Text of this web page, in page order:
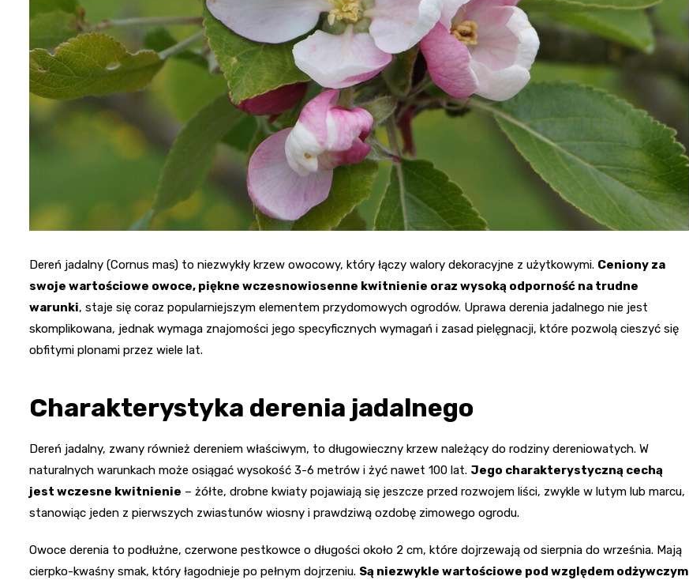
Dereń jadalny (Cornus mas) to niezwykły krzew owocowy, który łączy walory dekoracyjne z użytkowymi. Ceniony za
swoje wartościowe owoce, piękne wczesnowiosenne kwitnienie oraz wysoką odporność na trudne
warunki, staje się coraz popularniejszym elementem przydomowych ogrodów. Uprawa derenia jadalnego nie jest
skomplikowana, jednak wymaga znajomości jego specyficznych wymagań i zasad pielęgnacji, które pozwolą cieszyć się
obfitymi plonami przez wiele lat.
Charakterystyka derenia jadalnego
Dereń jadalny, zwany również dereniem właściwym, to długowieczny krzew należący do rodziny dereniowatych. W
naturalnych warunkach może osiągać wysokość 3-6 metrów i żyć nawet 100 lat. Jego charakterystyczną cechą
jest wczesne kwitnienie – żółte, drobne kwiaty pojawiają się jeszcze przed rozwojem liści, zwykle w lutym lub marcu,
stanowiąc jeden z pierwszych zwiastunów wiosny i prawdziwą ozdobę zimowego ogrodu.
Owoce derenia to podłużne, czerwone pestkowce o długości około 2 cm, które dojrzewają od sierpnia do września. Mają
cierpko-kwaśny smak, który łagodnieje po pełnym dojrzeniu. Są niezwykle wartościowe pod względem odżywczym